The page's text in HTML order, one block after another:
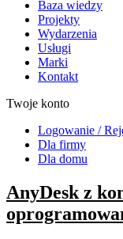
Baza wiedzy
Projekty
Wydarzenia
Usługi
Marki
Kontakt
Twoje konto
Logowanie /
Dla firmy
Dla domu
AnyDesk z